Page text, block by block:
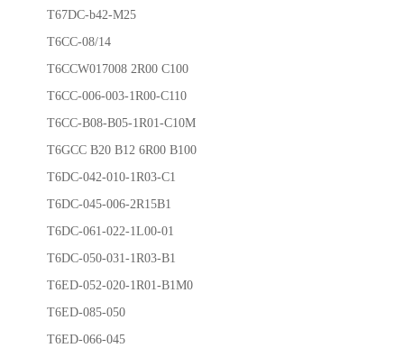
T67DC-b42-M25
T6CC-08/14
T6CCW017008 2R00 C100
T6CC-006-003-1R00-C110
T6CC-B08-B05-1R01-C10M
T6GCC B20 B12 6R00 B100
T6DC-042-010-1R03-C1
T6DC-045-006-2R15B1
T6DC-061-022-1L00-01
T6DC-050-031-1R03-B1
T6ED-052-020-1R01-B1M0
T6ED-085-050
T6ED-066-045